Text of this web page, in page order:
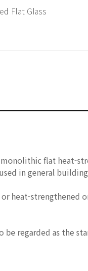
Flat Glass
flat heat-
in general
heat-
regarded as the